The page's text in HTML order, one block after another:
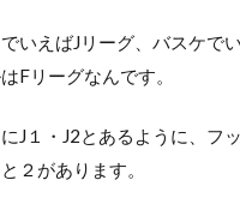
いえばJリーグ、バスケで
Fリーグなんです。
J１・J2とあるように、フ
２があります。